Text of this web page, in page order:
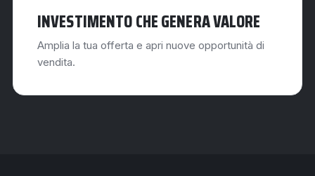
INVESTIMENTO CHE GENERA VALORE
Amplia la tua offerta e apri nuove opportunità di
vendita.